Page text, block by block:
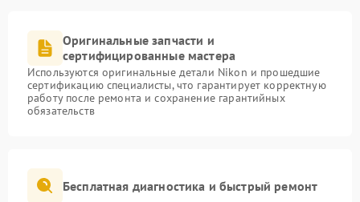
Оригинальные запчасти и
сертифицированные мастера
Используются оригинальные детали Nikon и прошедшие
сертификацию специалисты, что гарантирует корректную
работу после ремонта и сохранение гарантийных
обязательств
Бесплатная диагностика и быстрый ремонт